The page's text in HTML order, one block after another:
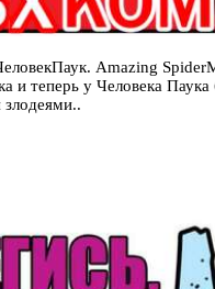
Amazing
и теперь у Человека
злодеями..